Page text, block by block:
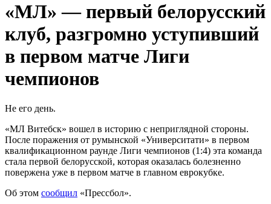
«МЛ» — первый белорусский
клуб, разгромно уступивший
в первом матче Лиги
чемпионов
Не его день.
«МЛ Витебск» вошел в историю с неприглядной стороны.
После поражения от румынской «Университати» в первом
квалификационном раунде Лиги чемпионов (1:4) эта команда
стала первой белорусской, которая оказалась болезненно
повержена уже в первом матче в главном еврокубке.
Об этом сообщил «Прессбол».